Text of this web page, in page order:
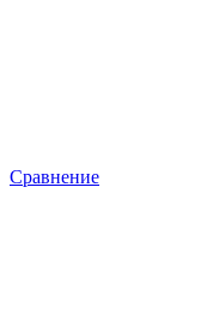
Сравнение